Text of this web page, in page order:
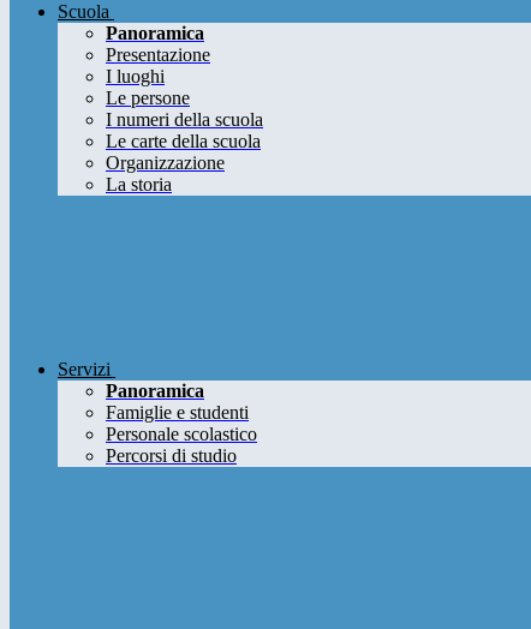
Scuola
Panoramica
Presentazione
I luoghi
Le persone
I numeri della scuola
Le carte della scuola
Organizzazione
La storia
Servizi
Panoramica
Famiglie e studenti
Personale scolastico
Percorsi di studio